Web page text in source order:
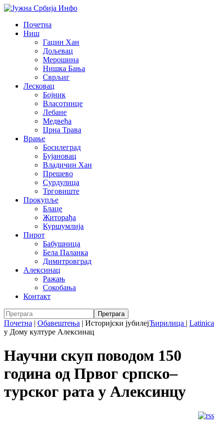
Почетна
Ниш
Гаџин Хан
Дољевац
Мерошина
Нишка Бања
Сврљиг
Лесковац
Бојник
Власотинце
Лебане
Медвеђа
Црна Трава
Врање
Босилеград
Бујановац
Владичин Хан
Прешево
Сурдулица
Трговиште
Прокупље
Блаце
Житорађа
Куршумлија
Пирот
Бабушница
Бела Паланка
Димитровград
Алексинац
Ражањ
Сокобања
Контакт
Ћирилица | Latinica
Почетна | Обавештења | Историјски јубилеј
у Дому културе Алексинац
Научни скуп поводом 150
година од Првог српско–
турског рата у Алексинцу